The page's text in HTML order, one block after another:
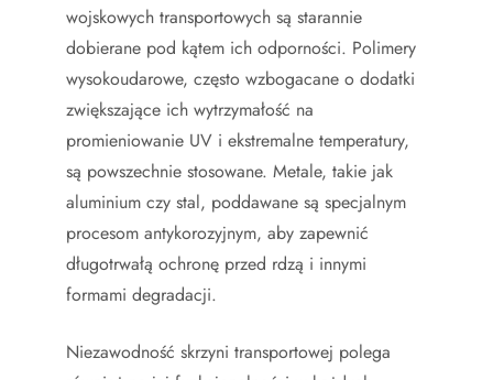
wojskowych transportowych są starannie
dobierane pod kątem ich odporności. Polimery
wysokoudarowe, często wzbogacane o dodatki
zwiększające ich wytrzymałość na
promieniowanie UV i ekstremalne temperatury,
są powszechnie stosowane. Metale, takie jak
aluminium czy stal, poddawane są specjalnym
procesom antykorozyjnym, aby zapewnić
długotrwałą ochronę przed rdzą i innymi
formami degradacji.
Niezawodność skrzyni transportowej polega